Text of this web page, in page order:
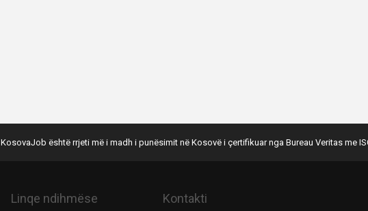
KosovaJob është rrjeti më i madh i punësimit në Kosovë i çertifikuar nga Bureau Veritas me
Linqe ndihmëse Kontakti